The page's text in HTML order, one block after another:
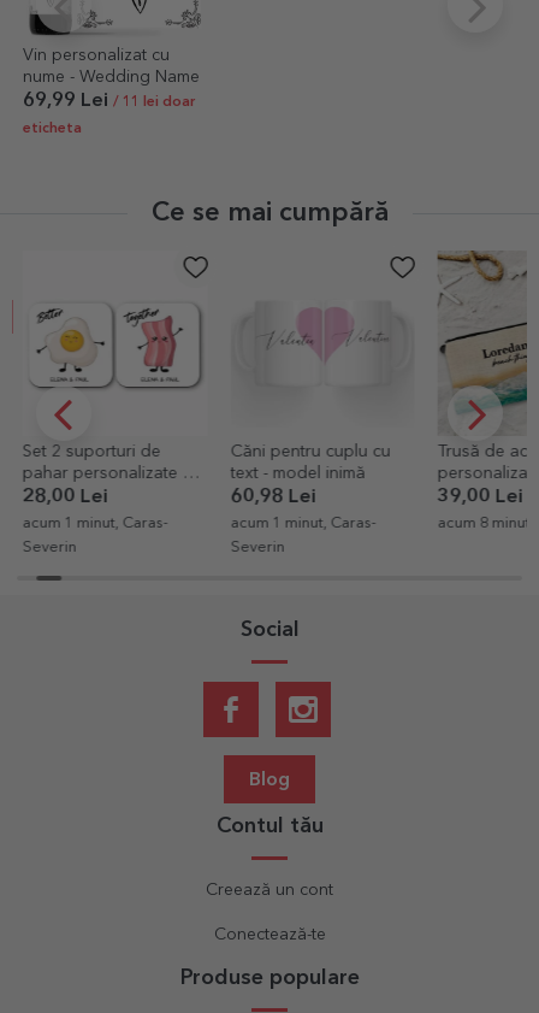
Vin personalizat cu
nume - Wedding Name
69,99 Lei / 11 lei doar
eticheta
Ce se mai cumpără
Set 2 suporturi de
pahar personalizate cu
text - Better Together
28,00 Lei
acum 1 minut, Caras-
Severin
Căni pentru cuplu cu
text - model inimă
60,98 Lei
acum 1 minut, Caras-
Severin
Trusă de
Lucruri
39,00 Lei
acum 8
Social
Blog
Contul tău
Creează un cont
Conectează-te
Produse populare